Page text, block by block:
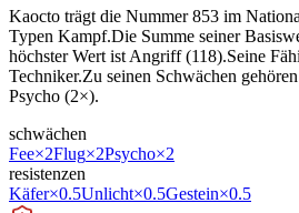
Kaocto trägt die Nummer 853 im
Typen Kampf.Die Summe seiner
höchster Wert ist Angriff (118).Seine
Techniker.Zu seinen Schwächen
Psycho (2×).
schwächen
Fee×2Flug×2Psycho×2
resistenzen
Käfer×0.5Unlicht×0.5Gestein×0.5